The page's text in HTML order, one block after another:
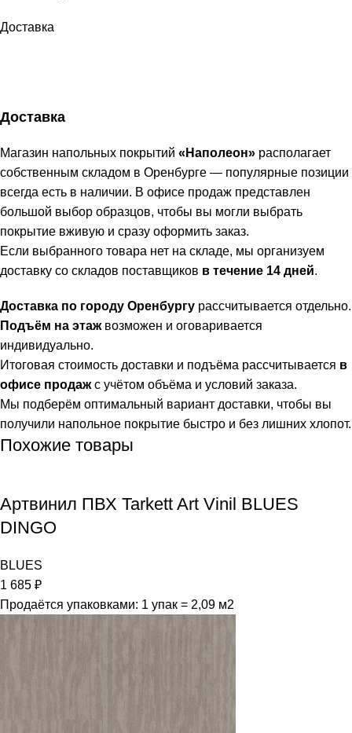
Доставка
Доставка
Магазин напольных покрытий «Наполеон» располагает
собственным складом в Оренбурге — популярные позиции
всегда есть в наличии. В офисе продаж представлен
большой выбор образцов, чтобы вы могли выбрать
покрытие вживую и сразу оформить заказ.
Если выбранного товара нет на складе, мы организуем
доставку со складов поставщиков в течение 14 дней.
Доставка по городу Оренбургу рассчитывается отдельно.
Подъём на этажвозможен и оговаривается
индивидуально.
Итоговая стоимость доставки и подъёма рассчитывается в
офисе продажс учётом объёма и условий заказа.
Мы подберём оптимальный вариант доставки, чтобы вы
получили напольное покрытие быстро и без лишних хлопот.
Похожие товары
Артвинил ПВХ Tarkett Art Vinil BLUES
DINGO
BLUES
1 685 ₽
Продаётся упаковками: 1 упак = 2,09 м2